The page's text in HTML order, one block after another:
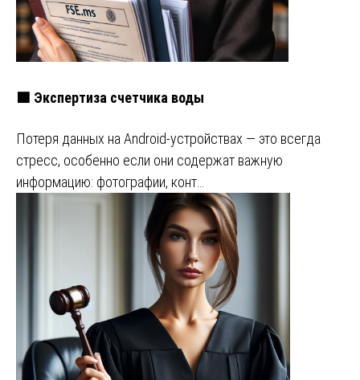
🟩 Экспертиза счетчика воды
Потеря данных на Android-устройствах — это всегда
стресс, особенно если они содержат важную
информацию: фотографии, конт…